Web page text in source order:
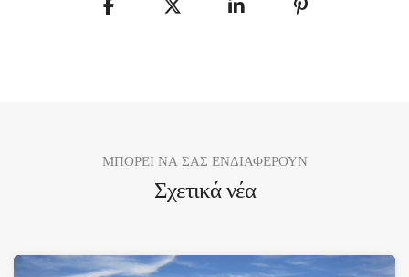
ΜΠΟΡΕΙ ΝΑ ΣΑΣ ΕΝΔΙΑΦΕΡΟΥΝ
Σχετικά νέα